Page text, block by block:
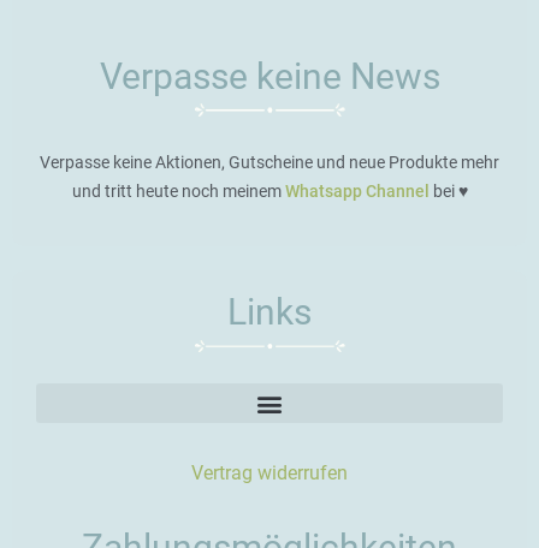
Verpasse keine News
Verpasse keine Aktionen, Gutscheine und neue Produkte mehr
und tritt heute noch meinemWhatsapp Channel bei ♥️
Links
Vertrag widerrufen